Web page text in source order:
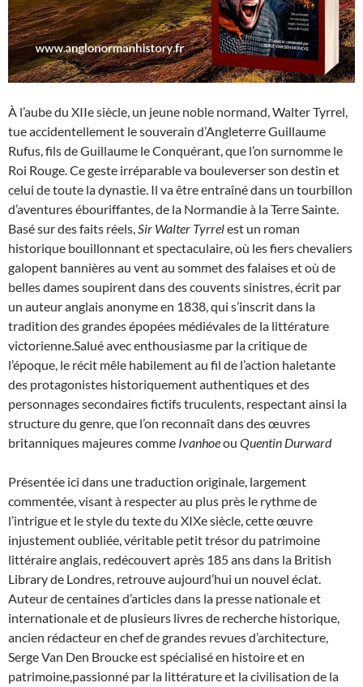
À l’aube du XIIe siècle, un jeune noble normand, Walter Tyrrel,
tue accidentellement le souverain d’Angleterre Guillaume
Rufus, fils de Guillaume le Conquérant, que l’on surnomme le
Roi Rouge. Ce geste irréparable va bouleverser son destin et
celui de toute la dynastie. Il va être entraîné dans un tourbillon
d’aventures ébouriffantes, de la Normandie à la Terre Sainte.
Basé sur des faits réels,Sir Walter Tyrrelest un roman
historique bouillonnant et spectaculaire, où les fiers chevaliers
galopent bannières au vent au sommet des falaises et où de
belles dames soupirent dans des couvents sinistres, écrit par
un auteur anglais anonyme en 1838, qui s’inscrit dans la
tradition des grandes épopées médiévales de la littérature
victorienne.Salué avec enthousiasme par la critique de
l’époque, le récit mêle habilement au fil de l’action haletante
des protagonistes historiquement authentiques et des
personnages secondaires fictifs truculents, respectant ainsi la
structure du genre, que l’on reconnaît dans des œuvres
britanniques majeures comme Ivanhoeou Quentin Durward
Présentée ici dans une traduction originale, largement
commentée, visant à respecter au plus près le rythme de
l’intrigue et le style du texte du XIXe siècle, cette œuvre
injustement oubliée, véritable petit trésor du patrimoine
littéraire anglais, redécouvert après 185 ans dans la British
Library de Londres, retrouve aujourd’hui un nouvel éclat.
Auteur de centaines d’articles dans la presse nationale et
internationale et de plusieurs livres de recherche historique,
ancien rédacteur en chef de grandes revues d’architecture,
Serge Van Den Broucke est spécialisé en histoire et en
patrimoine,passionné par la littérature et la civilisation de la